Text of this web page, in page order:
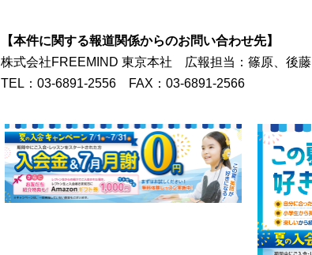
【本件に関する報道関係からのお問い合わせ先】
株式会社FREEMIND 東京本社 広報担当：篠原、後藤
TEL：03-6891-2556 FAX：03-6891-2566